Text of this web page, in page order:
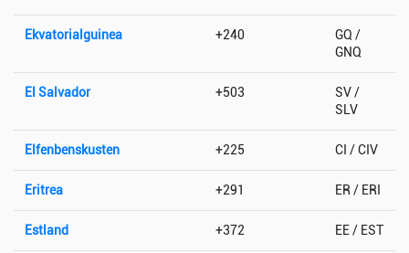
Ekvatorialguinea +240
GQ /
GNQ
El Salvador +503
SV /
SLV
Elfenbenskusten +225 CI / CIV
Eritrea +291 ER / ERI
Estland +372 EE / EST